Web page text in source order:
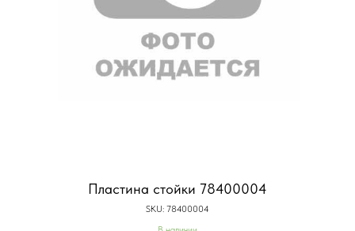
Пластина стойки 78400004
SKU: 78400004